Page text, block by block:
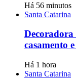
Há 56 minutos
Santa Catarina
Decoradora
casamento
Há 1 hora
Santa Catarina